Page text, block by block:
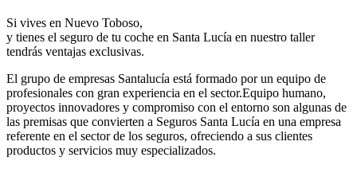
Si vives en Nuevo Toboso,
y tienes el seguro de tu coche en Santa Lucía en nuestro taller
tendrás ventajas exclusivas.
El grupo de empresas Santalucía está formado por un equipo de
profesionales con gran experiencia en el sector.Equipo humano,
proyectos innovadores y compromiso con el entorno son algunas de
las premisas que convierten a Seguros Santa Lucía en una empresa
referente en el sector de los seguros, ofreciendo a sus clientes
productos y servicios muy especializados.